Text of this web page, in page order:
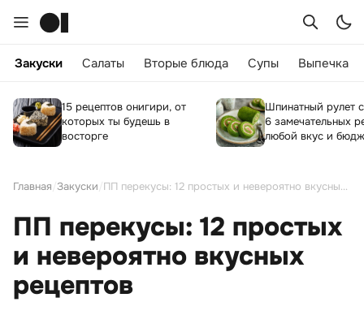
Закуски Салаты Вторые блюда Супы Выпечка
15 рецептов онигири, от
которых ты будешь в
восторге
Шпинатный рулет
6 замечательных
любой вкус и
Главная Закуски ПП перекусы: 12 простых и невероятно вкусных рецептов
ПП перекусы: 12 простых
и невероятно вкусных
рецептов